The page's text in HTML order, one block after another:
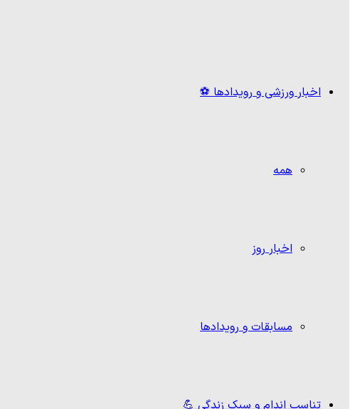
اخبار ورزشی و رویدادها ⚽
همه
اخبار روز
مسابقات و رویدادها
تناسب اندام و سبک زندگی 💪